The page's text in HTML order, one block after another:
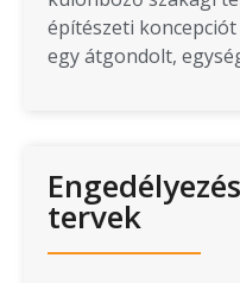
építészeti
egy átgondolt,
tervek